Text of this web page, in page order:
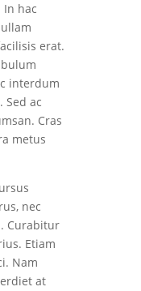
hac
erat.
interdum
ac
Cras
metus
nec
Curabitur
Etiam
Nam
at